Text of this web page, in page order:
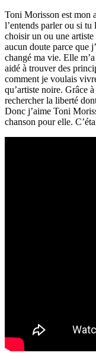
Toni Morisson est mon
l’entends parler ou si tu
choisir un ou une
aucun doute parce que
changé ma vie. Elle
aidé à trouver des
comment je voulais
qu’artiste noire. Grâce
rechercher la liberté
Donc j’aime Toni
chanson pour elle.